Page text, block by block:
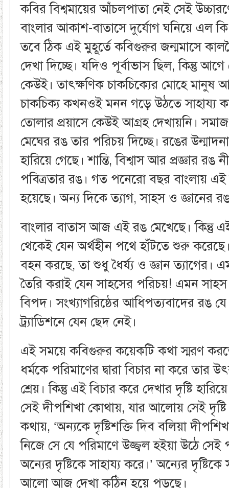
কবির বিশ্বমায়ের আঁচলপাতা নেই সেই
বাংলার আকাশ-বাতাসে দুর্যোগ ঘনিয়ে এল
তবে ঠিক এই মুহূর্তে কবিগুরুর জন্মমাসে
দেখা দিচ্ছে। যদিও পূর্বাভাস ছিল, কিন্তু
কেউই। তাৎক্ষণিক চাকচিক্যের মোহে মানুষ
চাকচিক্য কখনওই মনন গড়ে উঠতে সাহায্য
তোলার প্রয়াসে কেউই আগ্রহ দেখায়নি।
মেঘের রঙ তার পরিচয় দিচ্ছে। রঙের
হারিয়ে গেছে। শান্তি, বিশ্বাস আর প্রজ্ঞার রঙ
পবিত্রতার রঙ। গত পনেরো বছর বাংলায় এই
হয়েছে। অন্য দিকে ত্যাগ, সাহস ও জ্ঞানের
বাংলার বাতাস আজ এই রঙ মেখেছে। কিন্তু
থেকেই যেন অর্থহীন পথে হাঁটতে শুরু
বহন করছে, তা শুধু ধৈর্য্য ও জ্ঞান ত্যাগের।
তৈরি করাই যেন সাহসের পরিচয়! এমন সাহস
বিপদ। সংখ্যাগরিষ্ঠের আধিপত্যবাদের রঙ
ট্র্যাডিশনে যেন ছেদ নেই।
এই সময়ে কবিগুরুর কয়েকটি কথা স্মরণ
ধর্মকে পরিমাণের দ্বারা বিচার না করে তার
শ্রেয়। কিন্তু এই বিচার করে দেখার দৃষ্টি
সেই দীপশিখা কোথায়, যার আলোয় সেই
কথায়, ‘অন্যকে দৃষ্টিশক্তি দিব বলিয়া
নিজে সে যে পরিমাণে উজ্জ্বল হইয়া উঠে সেই
অন্যের দৃষ্টিকে সাহায্য করে।’ অন্যের
আলো আজ দেখা কঠিন হয়ে পড়ছে।